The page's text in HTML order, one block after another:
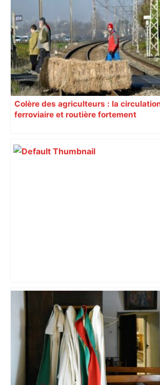
Colère des agriculteurs : la
ferroviaire et routière fortement
Près de Toulouse : dans cette zone
économique, un axe majeur va être
fermé en fin de soirée, voici les
déviations – Actu.fr